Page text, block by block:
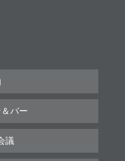
バー
議